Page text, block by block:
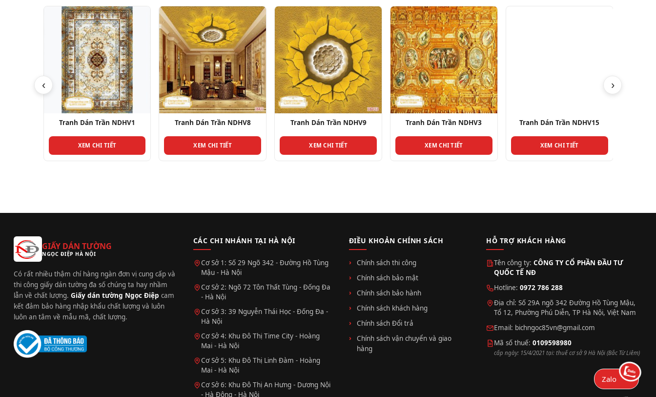
‹
Tranh Dán Trần NDHV1
XEM CHI TIẾT
Tranh Dán Trần NDHV8
XEM CHI TIẾT
Tranh Dán Trần NDHV9
XEM CHI TIẾT
Tranh Dán Trần NDHV3
XEM CHI TIẾT
Tranh Dán Trần NDHV15
XEM CHI TIẾT
›
GIẤY DÁN TƯỜNG
NGỌC ĐIỆP HÀ NỘI
Có rất nhiều thậm chí hàng ngàn đơn vị cung cấp và
thi công giấy dán tường đa số chúng ta hay nhầm
lẫn về chất lượng. Giấy dán tường Ngọc Điệp cam
kết đảm bảo hàng nhập khẩu chất lượng và luôn
luôn an tâm về mẫu mã, chất lượng.
CÁC CHI NHÁNH TẠI HÀ NỘI
Cơ Sở 1: Số 29 Ngõ 342 - Đường Hồ Tùng
Mậu - Hà Nội
Cơ Sở 2: Ngõ 72 Tôn Thất Tùng - Đống Đa
- Hà Nội
Cơ Sở 3: 39 Nguyễn Thái Học - Đống Đa -
Hà Nội
Cơ Sở 4: Khu Đô Thị Time City - Hoàng
Mai - Hà Nội
Cơ Sở 5: Khu Đô Thị Linh Đàm - Hoàng
Mai - Hà Nội
Cơ Sở 6: Khu Đô Thị An Hưng - Dương Nội
- Hà Đông - Hà Nội
ĐIỀU KHOẢN CHÍNH SÁCH
Chính sách thi công
Chính sách bảo mật
Chính sách bảo hành
Chính sách khách hàng
Chính sách Đổi trả
Chính sách vận chuyển và giao
hàng
HỖ TRỢ KHÁCH HÀNG
Tên công ty:CÔNG TY CỔ PHẦN ĐẦU TƯ
QUỐC TẾ NĐ
Hotline:0972 786 288
Địa chỉ: Số 29A ngõ 342 Đường Hồ Tùng Mậu,
Tổ 12, Phường Phú Diễn, TP Hà Nội, Việt Nam
Email: bichngoc85vn@gmail.com
Mã số thuế:0109598980
cấp ngày: 15/4/2021 tại: thuế cơ sở 9 Hà Nội (Bắc Từ Liêm)
Zalo